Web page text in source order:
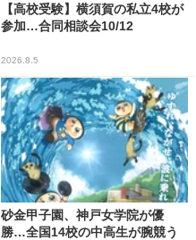
【高校受験】横須賀の私立4校が
参加…合同相談会10/12
2026.8.5
砂金甲子園、神戸女学院が優
勝…全国14校の中高生が腕競う